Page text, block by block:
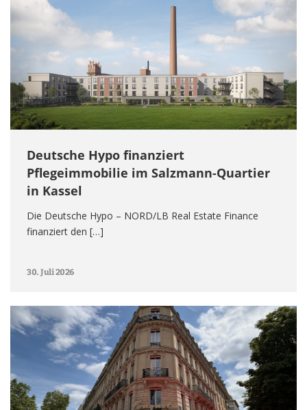
Deutsche Hypo finanziert
Pflegeimmobilie im Salzmann-Quartier
in Kassel
Die Deutsche Hypo – NORD/LB Real Estate Finance
finanziert den […]
30. Juli 2026